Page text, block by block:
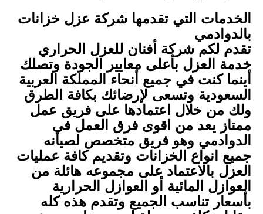
الخدمات التي تقدمها شركة عزل خزانات
بالدوادمي
تقدم لكم شركة أفنان للعزل الحراري
خدمة العزل بأعلى معايير الجودة وتصلك
أينما كنت في جميع أنحاء المملكة العربية
السعودية وتسعى لإرضائك بكافة الطرق
ولك من خلال اعتمادها على فريق عمل
ممتاز يعد من اقوى فرق العمل في
الدوادمي وهو فريق متخصص لصيانه
جميع انواع الخزانات وتقديم كافة عمليات
العزل بالاعتماد على مجموعه هائلة من
العوازل المائية أو العوازل الحرارية
بأسعار تناسب الجميع وتقدم هذه كله